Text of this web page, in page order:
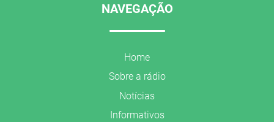
NAVEGAÇÃO
Home
Sobre a rádio
Notícias
Informativos